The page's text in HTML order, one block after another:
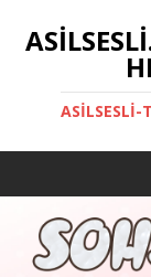
ASILSESLI-